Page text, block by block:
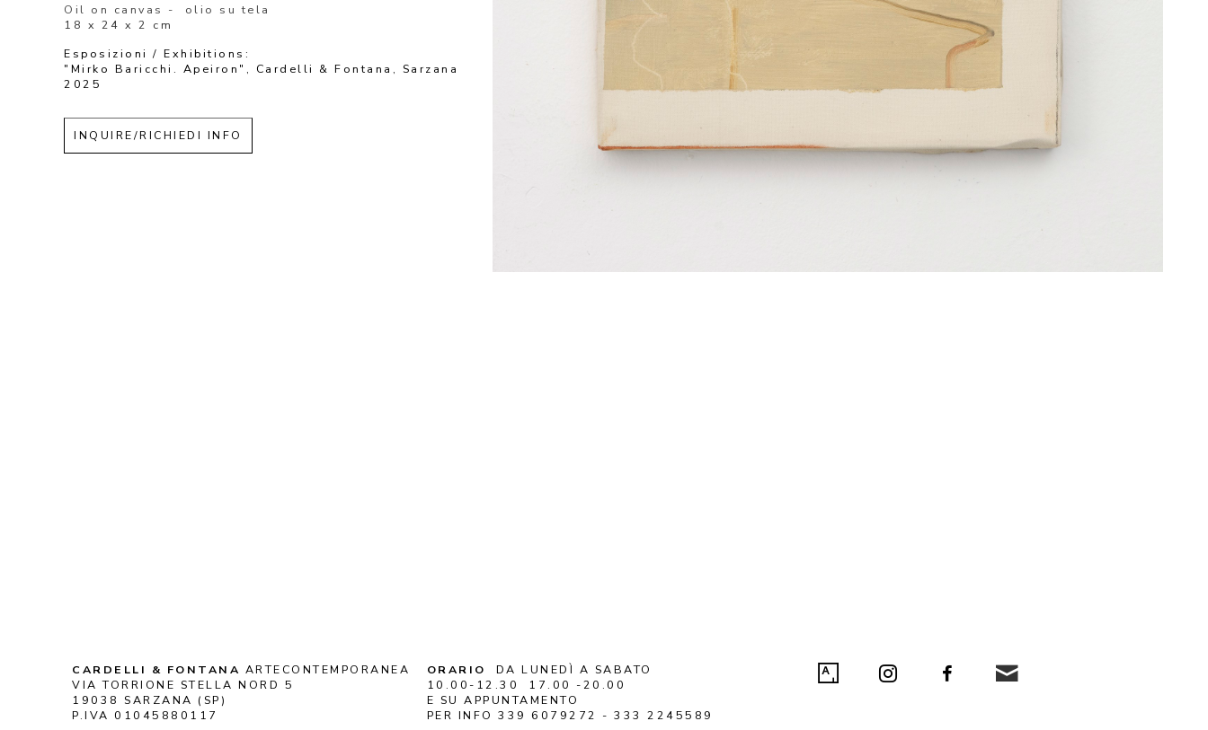
Oil on canvas -  olio su tela
18 x 24 x 2 cm
Esposizioni / Exhibitions:
"Mirko Baricchi. Apeiron", Cardelli & Fontana, Sarzana
2025
INQUIRE/RICHIEDI INFO
CARDELLI & FONTANA ARTECONTEMPORANEA
VIA TORRIONE STELLA NORD 5
19038 SARZANA (SP)
P.IVA 01045880117
ORARIO
DA LUNEDÌ A SABATO
10.00-12.30 17.00 -20.00
E SU APPUNTAMENTO
PER INFO 339 6079272 - 333 2245589